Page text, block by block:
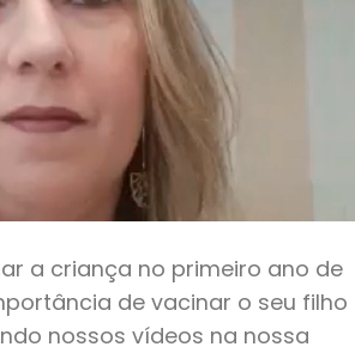
a criança no primeiro ano de
de vacinar o seu filho
nossos vídeos na nossa